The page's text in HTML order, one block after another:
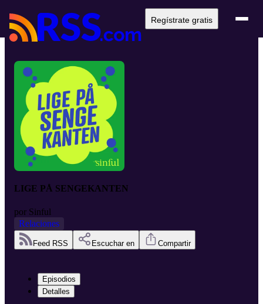
Regístrate gratis
LIGE PÅ SENGEKANTEN
por Sinful
Relaciones
Feed RSS Escuchar en Compartir
Episodios
Detalles